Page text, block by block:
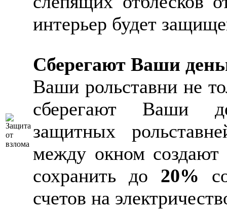
интерьер будет
Сберегают Ваши
Ваши рольставни не
сберегают Ваши
защитных
между окном создают
сохранить до 20%
счетов на